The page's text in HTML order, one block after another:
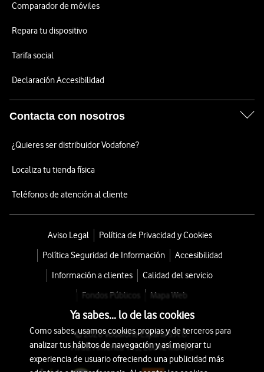
Comparador de móviles
Repara tu dispositivo
Tarifa social
Declaración Accesibilidad
Contacta con nosotros
¿Quieres ser distribuidor Vodafone?
Localiza tu tienda física
Teléfonos de atención al cliente
Aviso Legal
Política de Privacidad y Cookies
Política Seguridad de Información
Accesibilidad
Información a clientes
Calidad del servicio
Fondos Públicos
Mapa Web
© 2026 Vodafone España S.A.U.
Avda. América 115, 28042 Madrid
Ya sabes... lo de las cookies
Como sabes, usamos cookies propias y de terceros para
analizar tus hábitos de navegación y así mejorar tu
experiencia de usuario ofreciendo una publicidad más